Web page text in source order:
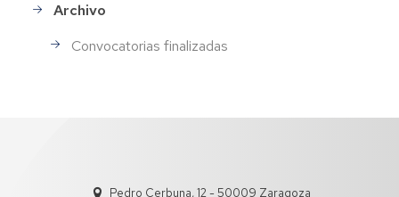
Archivo
Convocatorias finalizadas
Pedro Cerbuna, 12 - 50009 Zaragoza